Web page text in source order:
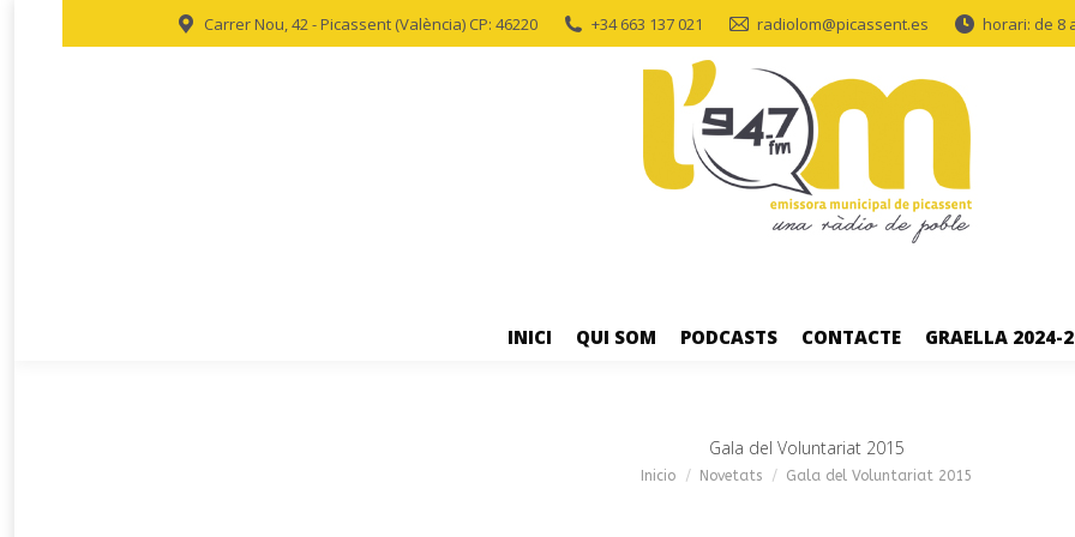
Carrer Nou, 42 - Picassent (València) CP: 46220 +34 663 137 021 radiolom@picassent.es horari: de 8
INICI QUI SOM PODCASTS CONTACTE GRAELLA 2024-
Gala del Voluntariat 2015
Estás aquí:
Inicio Novetats Gala del Voluntariat 2015